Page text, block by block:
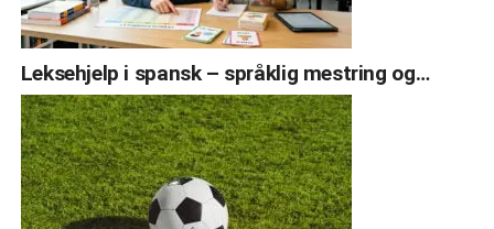
Leksehjelp i spansk – språklig mestring og…